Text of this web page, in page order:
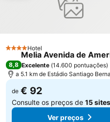
4 Estrelas
Hotel
Melia Avenida de
8,8 Excelente (14.600 pontuações)
a 5.1 km de Estádio Santiago
de € 92
Consulte os preços de 15 sites
Ver preços